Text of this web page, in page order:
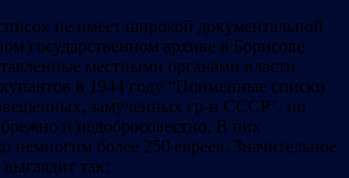
не имеет широкой документальной
государственном архиве в Борисове
местными органами власти
в 1944 году “Поименные списки
замученных гр-н СССР”, но
и недобросовестно. В них
немногим более 250 евреев. Значительное
так: